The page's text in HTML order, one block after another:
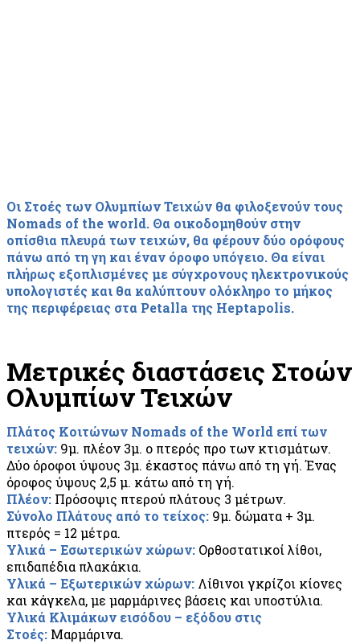
Οι Στοές των Ολυμπίων Τειχών θα φιλοξενούν τους
Nomads of the world. Θα οικοδομηθούν στην
οπίσθια πλευρά των τειχών, θα φέρουν δύο ορόφους
πάνω από τη γη και έναν όροφο υπόγειο. Θα είναι
πλήρως εξοπλισμένες με σύγχρονους ηλεκτρονικούς
υπολογιστές και θα καλύπτουν ολόκληρο το μήκος
της περιφέρειας στα Petalla της Heptapolis.
Μετρικές διαστάσεις Στοών
Ολυμπίων Τειχών
Πλάτος Κοιτώνων Nomads of the World επί των
τειχών: 9μ. πλέον 3μ. ο πτερός προ των κτισμάτων.
Δύο όροφοι ύψους 3μ. έκαστος πάνω από τη γή. Ένας
όροφος ύψους 2,5 μ. κάτω από τη γή.
Πλέον: Πρόσοψις πτερού πλάτους 3 μέτρων.
Σύνολο Πλάτους από το τείχος: 9μ. δώματα + 3μ.
πτερός = 12 μέτρα.
Υλικά – Εσωτερικών χώρων: Ορθοστατικοί λίθοι,
επιδαπέδια πλακάκια.
Υλικά – Εξωτερικών χώρων: Λίθινοι γκρίζοι κίονες
και κάγκελα, με μαρμάρινες βάσεις και υποστύλια.
Υλικά Κλιμάκων εισόδου – εξόδου στις
Στοές: Μαρμάρινα.